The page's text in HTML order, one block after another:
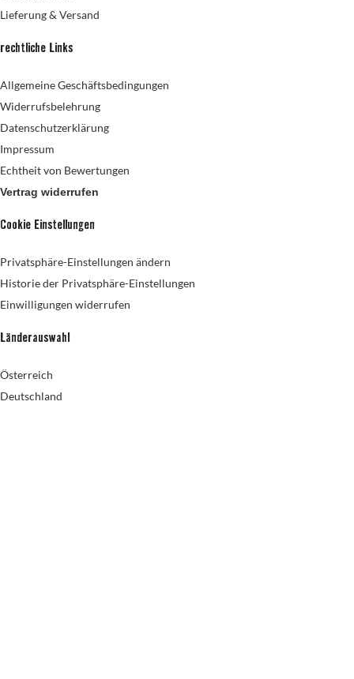
Lieferung & Versand
rechtliche Links
Allgemeine Geschäftsbedingungen
Widerrufsbelehrung
Datenschutzerklärung
Impressum
Echtheit von Bewertungen
Vertrag widerrufen
Cookie Einstellungen
Privatsphäre-Einstellungen ändern
Historie der Privatsphäre-Einstellungen
Einwilligungen widerrufen
Länderauswahl
Österreich
Deutschland